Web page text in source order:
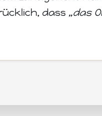
dass „das